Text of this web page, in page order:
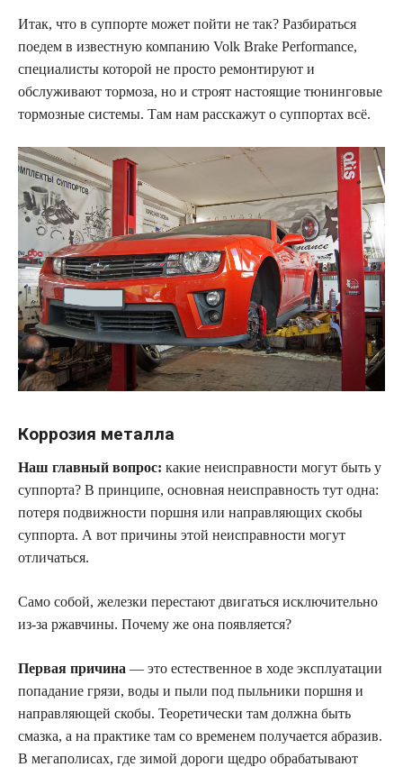
Итак, что в суппорте может пойти не так? Разбираться
поедем в известную компанию Volk Brake Performance,
специалисты которой не просто ремонтируют и
обслуживают тормоза, но и строят настоящие тюнинговые
тормозные системы. Там нам расскажут о суппортах всё.
Коррозия металла
Наш главный вопрос: какие неисправности могут быть у
суппорта? В принципе, основная неисправность тут одна:
потеря подвижности поршня или направляющих скобы
суппорта. А вот причины этой неисправности могут
отличаться.
Само собой, железки перестают двигаться исключительно
из-за ржавчины. Почему же она появляется?
Первая причина — это естественное в ходе эксплуатации
попадание грязи, воды и пыли под пыльники поршня и
направляющей скобы. Теоретически там должна быть
смазка, а на практике там со временем получается абразив.
В мегаполисах, где зимой дороги щедро обрабатывают